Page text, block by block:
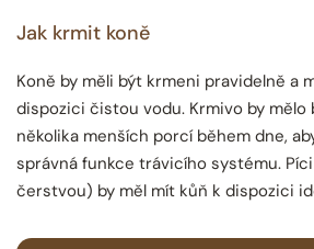
Jak krmit koně
Koně by měli být krmeni pravidelně a
dispozici čistou vodu. Krmivo by mělo
několika menších porcí během dne,
správná funkce trávicího systému.
čerstvou) by měl mít kůň k dispozici